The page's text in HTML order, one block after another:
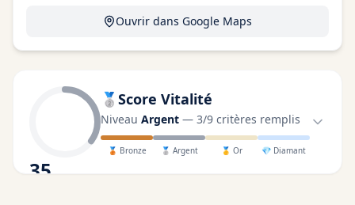
Ouvrir dans Google Maps
35
🥈 Score Vitalité
Niveau Argent — 3/9 critères remplis
🥉 Bronze 🥈 Argent 🥇 Or 💎 Diamant